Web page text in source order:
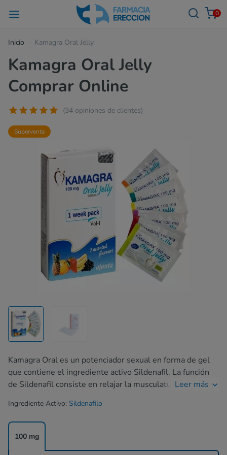
0
Inicio Kamagra Oral Jelly
Kamagra Oral Jelly
Comprar Online
(34 opiniones de clientes)
Superventa
Kamagra Oral es un potenciador sexual en forma de gel
que contiene el ingrediente activo Sildenafil. La función
de Sildenafil consiste en relajar la musculatura lisa de las
este órgano durante la excitación sexual. Kamagra Oral
Jelly se utiliza a menudo como alternativa a Viagra.
Gracias a aditivos especiales, Kamagra Gel tiene un
agradable sabor a frutas (fresa, piña y otros), lo que
Leer más
Ingrediente Activo: Sildenafilo
100 mg